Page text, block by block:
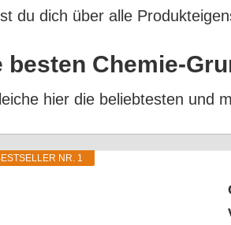
du dich über alle
bes­ten Che­mie-
hier die belieb­tes­ten und
NR. 1